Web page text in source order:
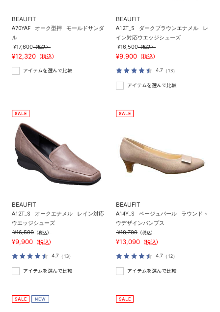
BEAUFIT
A70YAF オーク型押
モールドサンダ
ル
¥17,600（税込）
¥12,320 （税込）
アイテムを選んで比較
BEAUFIT
A12T_S ダークブラウンエナメル
レ
イン対応ウエッジシューズ
¥16,500（税込）
¥9,900 （税込）
4.7 （13）
アイテムを選んで比較
BEAUFIT
A12T_S オークエナメル
レイン対応
ウエッジシューズ
¥16,500（税込）
¥9,900 （税込）
4.7 （13）
アイテムを選んで比較
BEAUFIT
A14Y_S ベージュパール
ラウンドト
ウデザインパンプス
¥18,700（税込）
¥13,090 （税込）
4.7 （12）
アイテムを選んで比較